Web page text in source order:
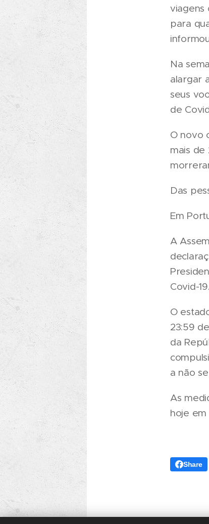
viagens
para
Na
alargar
seus
de
O novo
mais de
Das
Em
A
Covid-19.
O
23:59
da
a não
As
hoje em
Share